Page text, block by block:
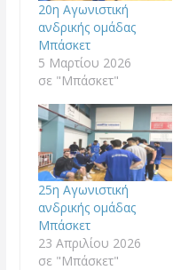
20η Αγωνιστική
ανδρικής ομάδας
Μπάσκετ
5 Μαρτίου 2026
σε "Μπάσκετ"
25η Αγωνιστική
ανδρικής ομάδας
Μπάσκετ
23 Απριλίου 2026
σε "Μπάσκετ"